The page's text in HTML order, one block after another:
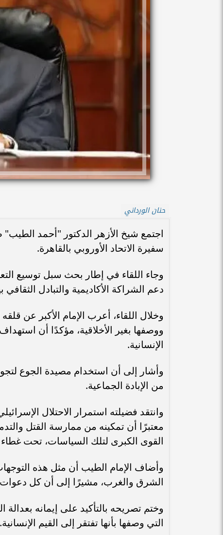
حنان الورداني
اجتمع شيخ الأزهر الدكتور "أحمد الطيب"
سفيرة الاتحاد الأوروبي بالقاهرة.
وجاء اللقاء في إطار بحث سبل توسيع
دعم الشراكة الأكاديمية والتبادل الثقافي
وخلال اللقاء، أعرب الإمام الأكبر عن
ووصفها بغير الأخلاقية، مؤكدًا أن
الإنسانية.
وأشار إلى أن استخدام مصيدة الجوع
من الإبادة الجماعية.
وانتقد فضيلته استمرار الاحتلال
معتبرًا أن تمكينه من ممارسة القتل
القوى الكبرى لتلك السياسات، تحت
وأضاف الإمام الطيب أن مثل هذه
الشرق والغرب، مشيرًا إلى أن كل دعوات
وختم تصريحه بالتأكيد على إيمانه بعدالة
التي وصفها بأنها تفتقر إلى القيم الإنسانية.